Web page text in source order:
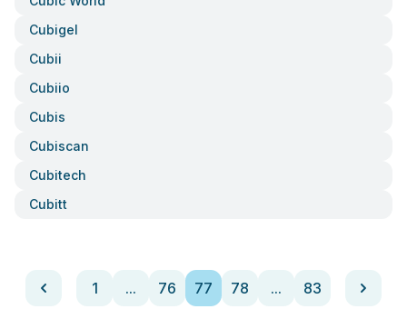
Cubigel
Cubii
Cubiio
Cubis
Cubiscan
Cubitech
Cubitt
1 ... 76 77 78 ... 83